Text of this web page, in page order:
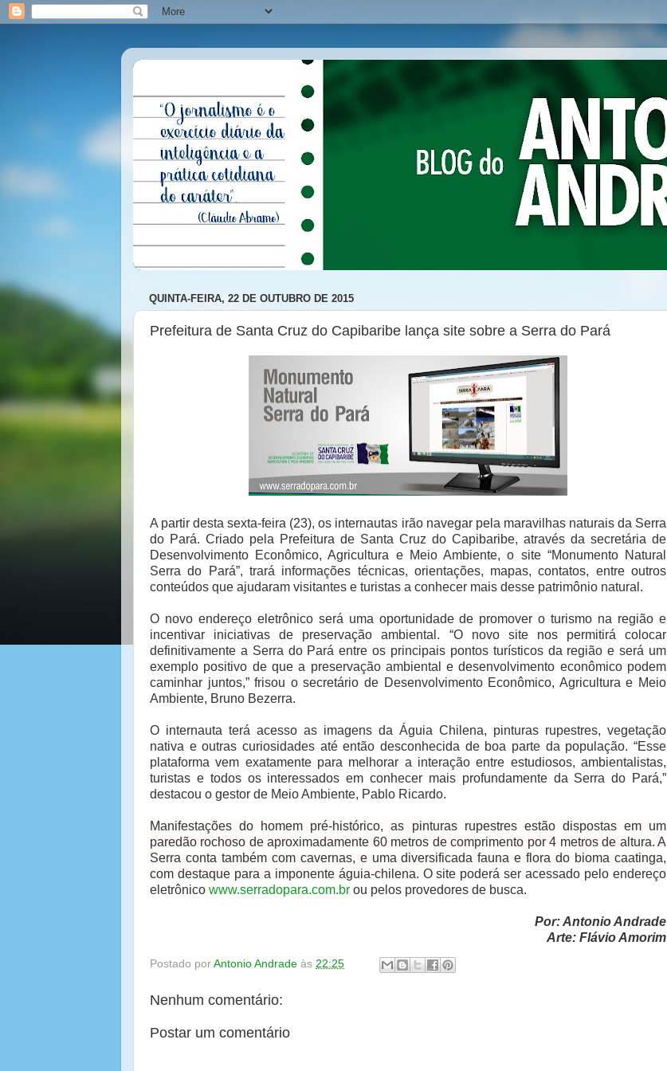
QUINTA-FEIRA, 22 DE OUTUBRO DE 2015
Prefeitura de Santa Cruz do Capibaribe lança site sobre a Serra do Pará
A partir desta sexta-feira (23), os internautas irão navegar pela maravilhas naturais da Serra
do Pará. Criado pela Prefeitura de Santa Cruz do Capibaribe, através da secretária de
Desenvolvimento Econômico, Agricultura e Meio Ambiente, o site “Monumento Natural
Serra do Pará”, trará informações técnicas, orientações, mapas, contatos, entre outros
conteúdos que ajudaram visitantes e turistas a conhecer mais desse patrimônio natural.
O novo endereço eletrônico será uma oportunidade de promover o turismo na região e
incentivar iniciativas de preservação ambiental. “O novo site nos permitirá colocar
definitivamente a Serra do Pará entre os principais pontos turísticos da região e será um
exemplo positivo de que a preservação ambiental e desenvolvimento econômico podem
caminhar juntos,” frisou o secretário de Desenvolvimento Econômico, Agricultura e Meio
Ambiente, Bruno Bezerra.
O internauta terá acesso as imagens da Águia Chilena, pinturas rupestres, vegetação
nativa e outras curiosidades até então desconhecida de boa parte da população. “Esse
plataforma vem exatamente para melhorar a interação entre estudiosos, ambientalistas,
turistas e todos os interessados em conhecer mais profundamente da Serra do Pará,”
destacou o gestor de Meio Ambiente, Pablo Ricardo.
Manifestações do homem pré-histórico, as pinturas rupestres estão dispostas em um
paredão rochoso de aproximadamente 60 metros de comprimento por 4 metros de altura. A
Serra conta também com cavernas, e uma diversificada fauna e flora do bioma caatinga,
com destaque para a imponente águia-chilena. O site poderá ser acessado pelo endereço
eletrônico www.serradopara.com.br ou pelos provedores de busca.
Por: Antonio Andrade
Arte: Flávio Amorim
Postado por Antonio Andrade às 22:25
Nenhum comentário:
Postar um comentário